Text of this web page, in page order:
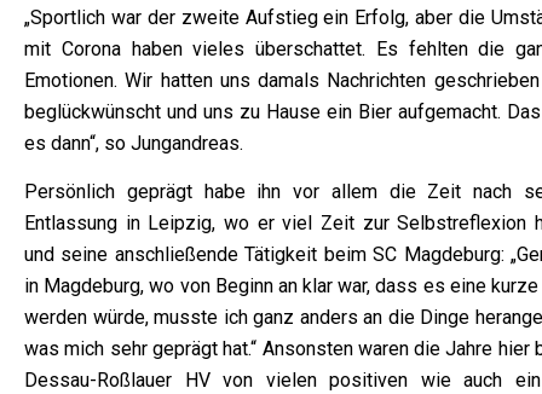
„Sportlich war der zweite Aufstieg ein Erfolg, aber die
mit Corona haben vieles überschattet. Es fehlten die
Emotionen. Wir hatten uns damals Nachrichten
beglückwünscht und uns zu Hause ein Bier aufgemacht.
es dann“, so Jungandreas.
Persönlich geprägt habe ihn vor allem die Zeit nach
Entlassung in Leipzig, wo er viel Zeit zur Selbstreflexion
und seine anschließende Tätigkeit beim SC Magdeburg:
in Magdeburg, wo von Beginn an klar war, dass es eine
werden würde, musste ich ganz anders an die Dinge
was mich sehr geprägt hat.“ Ansonsten waren die Jahre hier
Dessau-Roßlauer HV von vielen positiven wie auch